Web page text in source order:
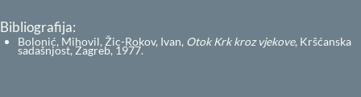
Bibliografija:
Bolonić, Mihovil, Žic-Rokov, Ivan, Otok Krk kroz vjekove, Kršćanska
sadašnjost, Zagreb, 1977.